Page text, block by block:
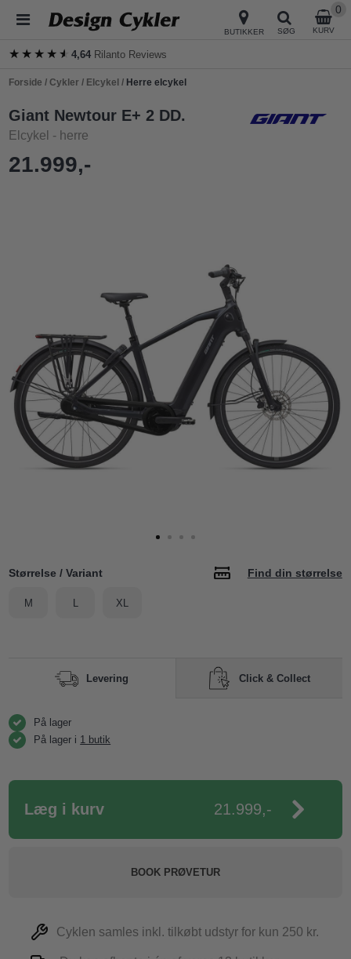
BUTIKKER SØG KURV
0
★★★★★
★★★★★4,64 Rilanto Reviews
Forside /Cykler / Elcykel / Herre elcykel
Giant Newtour E+ 2 DD.
Elcykel - herre
21.999,-
Størrelse / Variant Find din størrelse
M L XL
Levering Click & Collect
På lager
På lager i 1 butik
Læg i kurv 21.999,-
BOOK PRØVETUR
Cyklen samles inkl. tilkøbt udstyr for kun 250 kr.